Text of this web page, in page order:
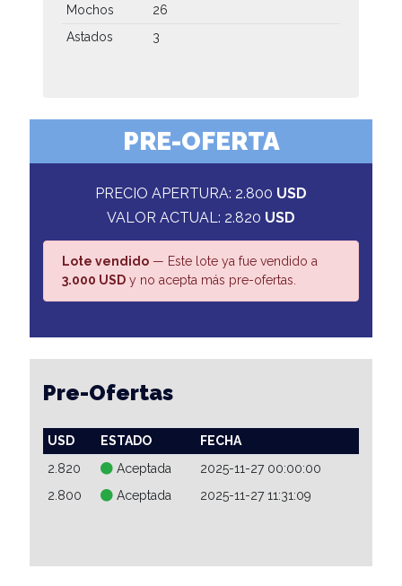
Mochos
26
Astados
3
PRE-OFERTA
PRECIO APERTURA: 2.800 USD
VALOR ACTUAL: 2.820 USD
Lote vendido — Este lote ya fue vendido a
3.000 USD y no acepta más pre-ofertas.
Pre-Ofertas
USD ESTADO
FECHA
2.820
Aceptada
2025-11-27 00:00:00
2.800
Aceptada 2025-11-27 11:31:09